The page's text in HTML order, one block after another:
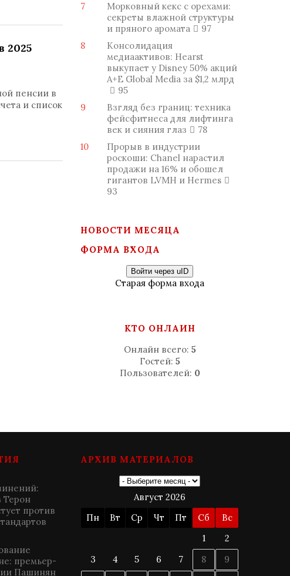
2025
пенсии в
и список
7
Морковный кекс с орехами:
секреты влажной структуры
и пряного аромата
97
8
Консолидация
медиаактивов: Hearst
выкупает у Disney 50% акций
A+E Global Media за $1,2 млрд
95
9
Взгляд без границ: техника
фейсфитнеса для лифтинга
век и сияния глаз
78
10
Прорыв в индустрии
роскоши: Chanel нарастил
продажи на 16% и обошел
гигантов LVMH и Hermes
93
НОВОСТИ МЕСЯЦА
ФОРМА ВХОДА
Войти через uID
Старая форма входа
КТО ОНЛАЙН
Онлайн всего: 5
Гостей: 5
Пользователей: 0
Терон
против
премьер-
Пашинян
АРХИВ МАТЕРИАЛОВ
Август 2026
Пн
Вт Ср Чт Пт Сб
Вс
1
2
3
4 5 6 7 8
9